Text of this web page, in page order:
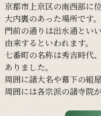
京都市上京区の南西部に
大内裏のあった場所です。
門前の通りは出水通といい
由来するといわれます。
七番町の名称は秀吉時代、
ありました。
周囲に諸大名や幕下の組
周囲には各宗派の諸寺院